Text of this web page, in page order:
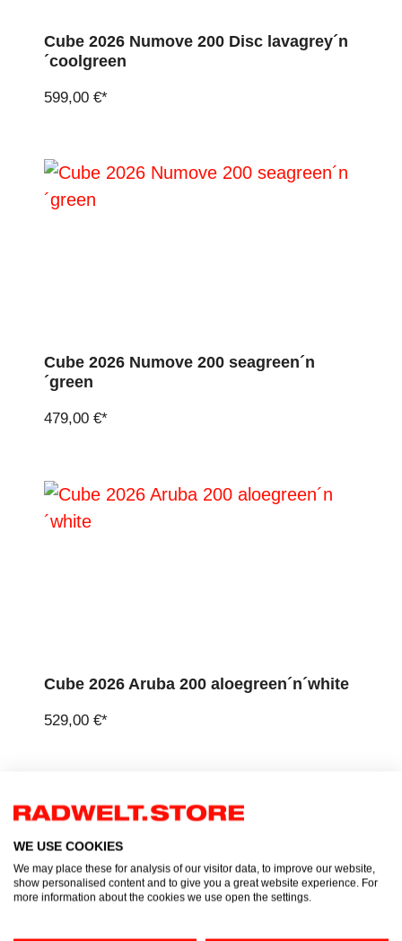
Cube 2026 Numove 200 Disc lavagrey´n
´coolgreen
599,00 €*
Cube 2026 Numove 200 seagreen´n
´green
479,00 €*
Cube 2026 Aruba 200 aloegreen´n´white
529,00 €*
WE USE COOKIES
We may place these for analysis of our visitor data, to improve our website,
show personalised content and to give you a great website experience. For
more information about the cookies we use open the settings.